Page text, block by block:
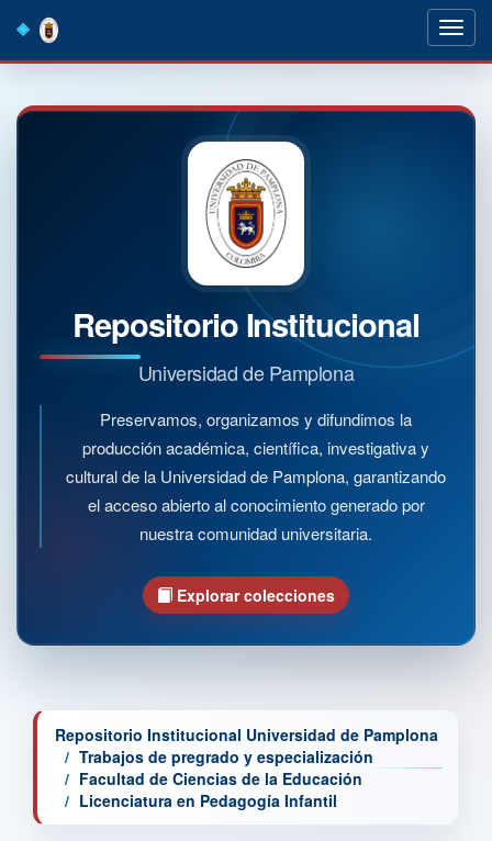
navigation
Repositorio Institucional
Universidad de Pamplona
Preservamos, organizamos y difundimos la
producción académica, científica, investigativa y
cultural de la Universidad de Pamplona, garantizando
el acceso abierto al conocimiento generado por
nuestra comunidad universitaria.
Explorar colecciones
Repositorio Institucional Universidad de Pamplona
Trabajos de pregrado y especialización
Facultad de Ciencias de la Educación
Licenciatura en Pedagogía Infantil